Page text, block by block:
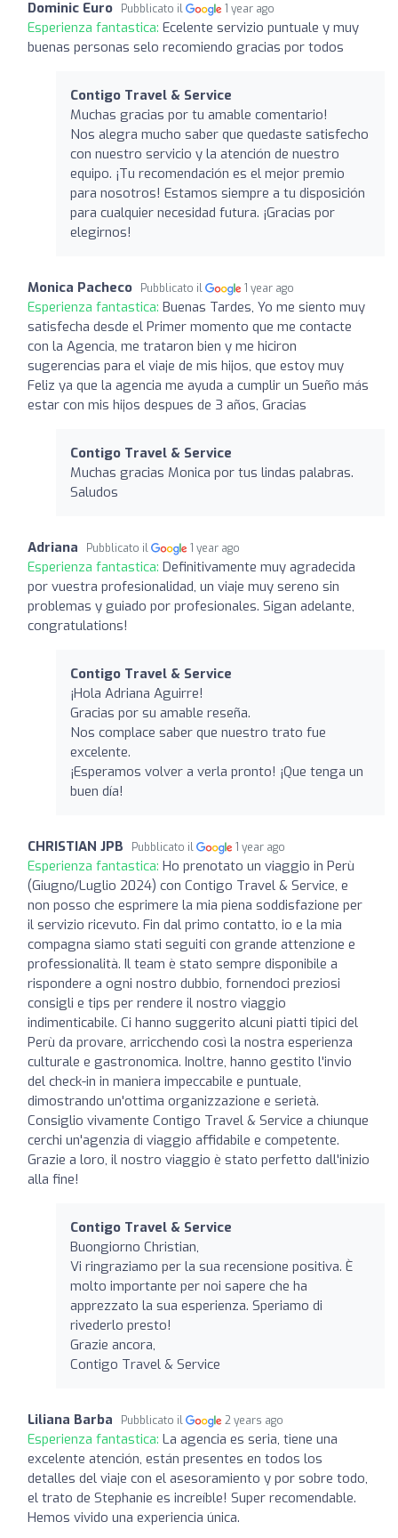
Dominic Euro Pubblicato il 1 year ago
Esperienza fantastica: Ecelente servizio puntuale y muy
buenas personas selo recomiendo gracias por todos
Contigo Travel & Service
Muchas gracias por tu amable comentario!
Nos alegra mucho saber que quedaste satisfecho
con nuestro servicio y la atención de nuestro
equipo. ¡Tu recomendación es el mejor premio
para nosotros! Estamos siempre a tu disposición
para cualquier necesidad futura. ¡Gracias por
elegirnos!
Monica Pacheco Pubblicato il 1 year ago
Esperienza fantastica: Buenas Tardes, Yo me siento muy
satisfecha desde el Primer momento que me contacte
con la Agencia, me trataron bien y me hiciron
sugerencias para el viaje de mis hijos, que estoy muy
Feliz ya que la agencia me ayuda a cumplir un Sueño más
estar con mis hijos despues de 3 años, Gracias
Contigo Travel & Service
Muchas gracias Monica por tus lindas palabras.
Saludos
Adriana Pubblicato il 1 year ago
Esperienza fantastica: Definitivamente muy agradecida
por vuestra profesionalidad, un viaje muy sereno sin
problemas y guiado por profesionales. Sigan adelante,
congratulations!
Contigo Travel & Service
¡Hola Adriana Aguirre!
Gracias por su amable reseña.
Nos complace saber que nuestro trato fue
excelente.
¡Esperamos volver a verla pronto! ¡Que tenga un
buen día!
CHRISTIAN JPB Pubblicato il 1 year ago
Esperienza fantastica: Ho prenotato un viaggio in Perù
(Giugno/Luglio 2024) con Contigo Travel & Service, e
non posso che esprimere la mia piena soddisfazione per
il servizio ricevuto. Fin dal primo contatto, io e la mia
compagna siamo stati seguiti con grande attenzione e
professionalità. Il team è stato sempre disponibile a
rispondere a ogni nostro dubbio, fornendoci preziosi
consigli e tips per rendere il nostro viaggio
indimenticabile. Ci hanno suggerito alcuni piatti tipici del
Perù da provare, arricchendo così la nostra esperienza
culturale e gastronomica. Inoltre, hanno gestito l'invio
del check-in in maniera impeccabile e puntuale,
dimostrando un'ottima organizzazione e serietà.
Consiglio vivamente Contigo Travel & Service a chiunque
cerchi un'agenzia di viaggio affidabile e competente.
Grazie a loro, il nostro viaggio è stato perfetto dall'inizio
alla fine!
Contigo Travel & Service
Buongiorno Christian,
Vi ringraziamo per la sua recensione positiva. È
molto importante per noi sapere che ha
apprezzato la sua esperienza. Speriamo di
rivederlo presto!
Grazie ancora,
Contigo Travel & Service
Liliana Barba Pubblicato il 2 years ago
Esperienza fantastica: La agencia es seria, tiene una
excelente atención, están presentes en todos los
detalles del viaje con el asesoramiento y por sobre todo,
el trato de Stephanie es increíble! Super recomendable.
Hemos vivido una experiencia única.